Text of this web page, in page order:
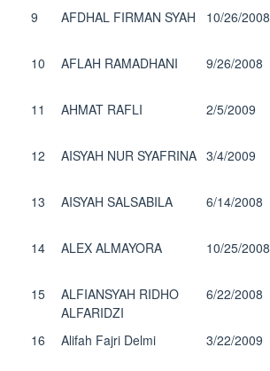
9
AFDHAL FIRMAN SYAH 10/26/2008
10
AFLAH RAMADHANI 9/26/2008
11
AHMAT RAFLI 2/5/2009
12
AISYAH NUR SYAFRINA 3/4/2009
13
AISYAH SALSABILA 6/14/2008
14
ALEX ALMAYORA 10/25/2008
15
ALFIANSYAH RIDHO
ALFARIDZI
6/22/2008
16
Alifah Fajri Delmi 3/22/2009